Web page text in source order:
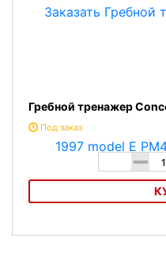
Гребной тренажер
Под заказ
-